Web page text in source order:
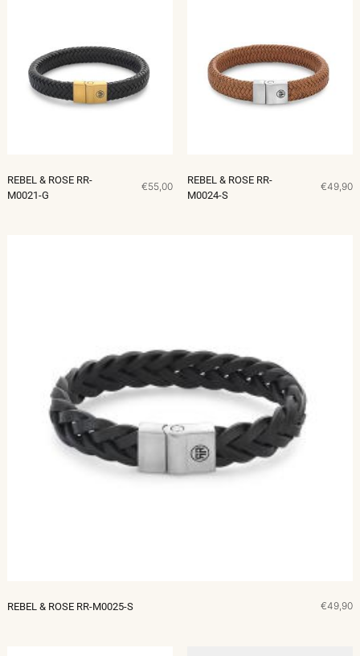
REBEL & ROSE RR-
M0021-G
€55,00
REBEL & ROSE RR-
M0024-S
€49,90
REBEL & ROSE RR-M0025-S €49,90